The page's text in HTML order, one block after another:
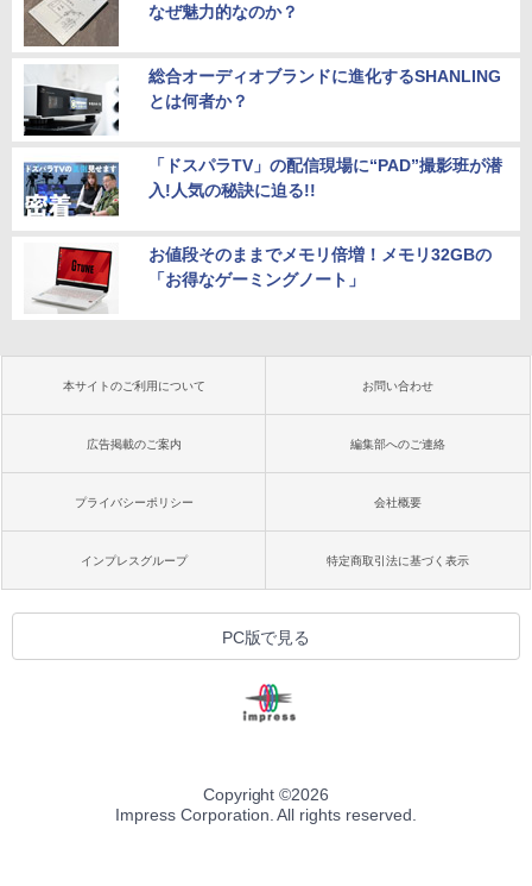
なぜ魅力的なのか？
総合オーディオブランドに進化するSHANLING
とは何者か？
「ドスパラTV」の配信現場に“PAD”撮影班が潜
入!人気の秘訣に迫る!!
お値段そのままでメモリ倍増！メモリ32GBの
「お得なゲーミングノート」
本サイトのご利用について お問い合わせ
広告掲載のご案内 編集部へのご連絡
プライバシーポリシー 会社概要
インプレスグループ 特定商取引法に基づく表示
PC版で見る
Copyright ©2026
Impress Corporation. All rights reserved.